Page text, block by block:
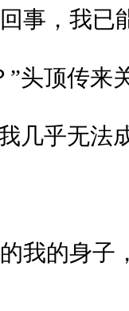
事，我已
”头顶传来
几乎无法
我的身子